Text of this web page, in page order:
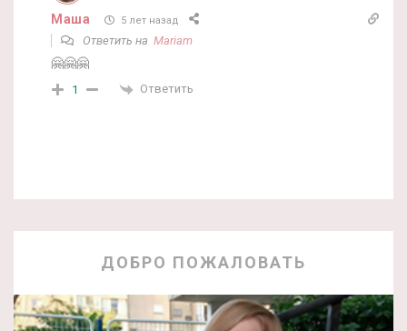
Маша 5 лет назад
Ответить на Mariam
🤗🤗🤗
1 Ответить
ДОБРО ПОЖАЛОВАТЬ